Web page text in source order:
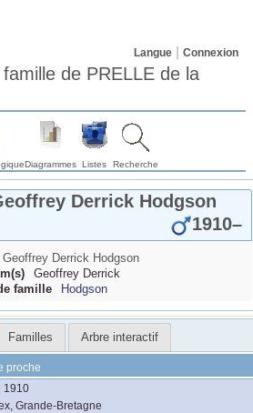
Langue Connexion
de PRELLE de la
Diagrammes Listes Recherche
Derrick Hodgson
1910–
Geoffrey Derrick Hodgson
Geoffrey Derrick
famille
Hodgson
Familles Arbre interactif
proche
1910
Grande-Bretagne